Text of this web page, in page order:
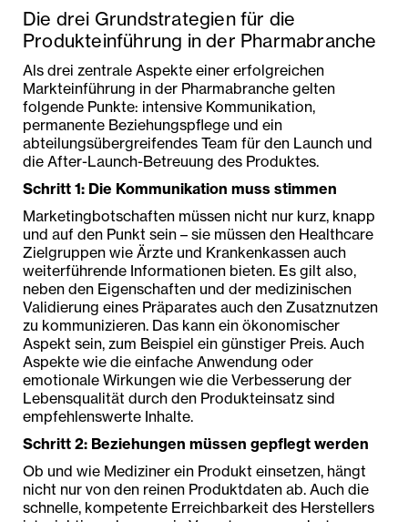
Die drei Grundstrategien für die
Produkteinführung in der Pharmabranche
Als drei zentrale Aspekte einer erfolgreichen
Markteinführung in der Pharmabranche gelten
folgende Punkte: intensive Kommunikation,
permanente Beziehungspflege und ein
abteilungsübergreifendes Team für den Launch und
die After-Launch-Betreuung des Produktes.
Schritt 1: Die Kommunikation muss stimmen
Marketingbotschaften müssen nicht nur kurz, knapp
und auf den Punkt sein – sie müssen den Healthcare
Zielgruppen wie Ärzte und Krankenkassen auch
weiterführende Informationen bieten. Es gilt also,
neben den Eigenschaften und der medizinischen
Validierung eines Präparates auch den Zusatznutzen
zu kommunizieren. Das kann ein ökonomischer
Aspekt sein, zum Beispiel ein günstiger Preis. Auch
Aspekte wie die einfache Anwendung oder
emotionale Wirkungen wie die Verbesserung der
Lebensqualität durch den Produkteinsatz sind
empfehlenswerte Inhalte.
Schritt 2: Beziehungen müssen gepflegt werden
Ob und wie Mediziner ein Produkt einsetzen, hängt
nicht nur von den reinen Produktdaten ab. Auch die
schnelle, kompetente Erreichbarkeit des Herstellers